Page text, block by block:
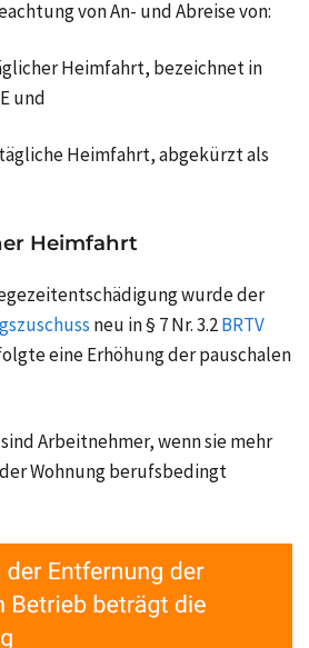
von An- und Abreise von:
Heimfahrt, bezeichnet in
und
Heimfahrt, abgekürzt als
Heimfahrt
wurde der
neu in § 7 Nr. 3.2BRTV
eine Erhöhung der pauschalen
Arbeitnehmer, wenn sie mehr
Wohnung berufsbedingt